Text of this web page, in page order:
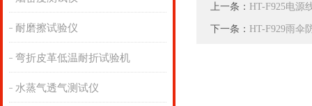
耐磨擦试验仪
弯折皮革低温耐折试验机
水蒸气透气测试仪
上一条： HT-F925电源
下一条： HT-F929雨伞